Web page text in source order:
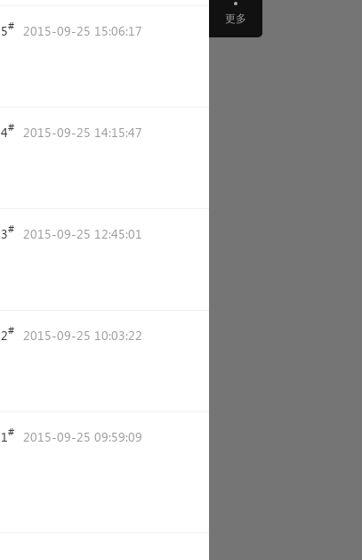
更多
5# 2015-09-25 15:06:17
4# 2015-09-25 14:15:47
3# 2015-09-25 12:45:01
2# 2015-09-25 10:03:22
1# 2015-09-25 09:59:09